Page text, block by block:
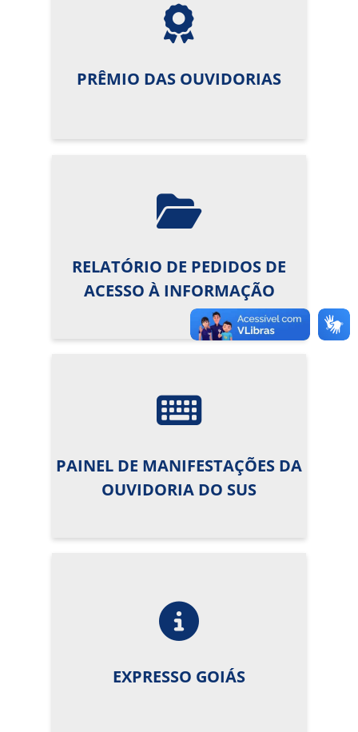
PRÊMIO DAS OUVIDORIAS
RELATÓRIO DE PEDIDOS DE
ACESSO À INFORMAÇÃO
PAINEL DE MANIFESTAÇÕES DA
OUVIDORIA DO SUS
EXPRESSO GOIÁS